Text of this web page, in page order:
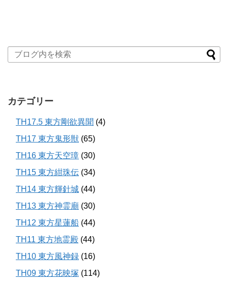
カテゴリー
TH17.5 東方剛欲異聞 (4)
TH17 東方鬼形獣 (65)
TH16 東方天空璋 (30)
TH15 東方紺珠伝 (34)
TH14 東方輝針城 (44)
TH13 東方神霊廟 (30)
TH12 東方星蓮船 (44)
TH11 東方地霊殿 (44)
TH10 東方風神録 (16)
TH09 東方花映塚 (114)